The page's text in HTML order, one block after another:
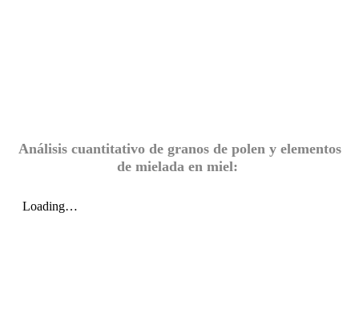
Análisis cuantitativo de granos de polen y elementos
de mielada en miel: